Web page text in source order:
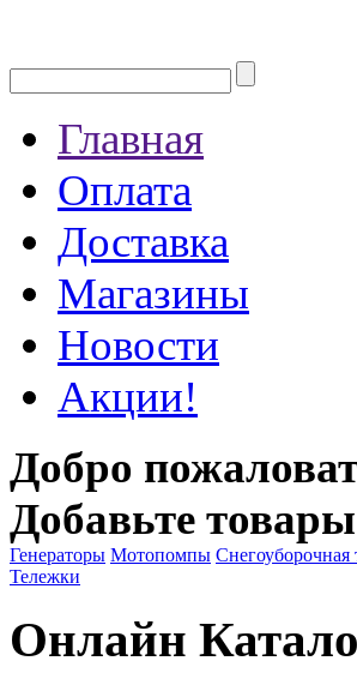
Главная
Оплата
Доставка
Магазины
Новости
Акции!
Добро
Добавьте
Генераторы Мотопомпы Снегоуборочная
Тележки
Онлайн